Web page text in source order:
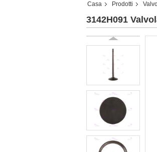
Casa Prodotti
3142H091